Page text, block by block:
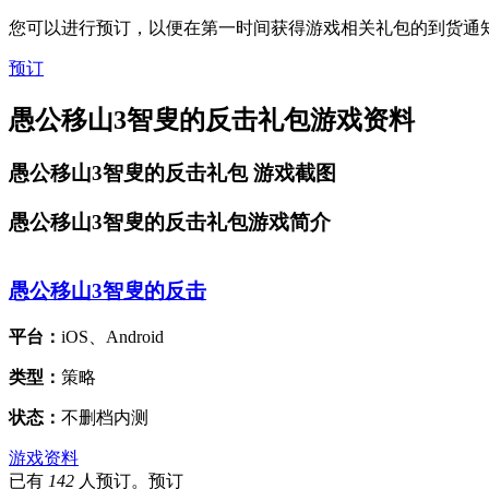
您可以进行预订，以便在第一时间获得游戏相关礼包的到货通
预订
愚公移山3智叟的反击礼包游戏资料
愚公移山3智叟的反击礼包游戏截图
愚公移山3智叟的反击礼包游戏简介
愚公移山3智叟的反击
平台： iOS、Android
类型： 策略
状态： 不删档内测
游戏资料
已有 142 人预订。预订